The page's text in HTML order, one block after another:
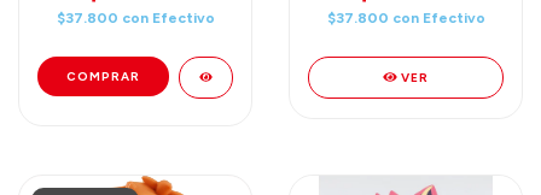
$37.800 con Efectivo $37.800 con Efectivo
VER